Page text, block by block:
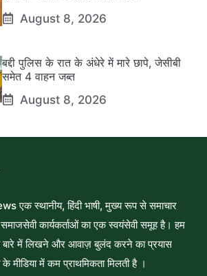
August 8, 2026
बद्दी पुलिस के रात के अंधेरे में मारे छापे, जेसीबी
समेत 4 वाहन जब्त
August 8, 2026
एक स्थानीय, हिंदी भाषी, मुख्य रूप से समाचार
कार्यकर्ताओं का एक स्वयंसेवी समूह है। हम
बारे में लिखने और आवाज़ बुलंद करने का प्रयास
मीडिया में कम प्राथमिकता मिलती है ।